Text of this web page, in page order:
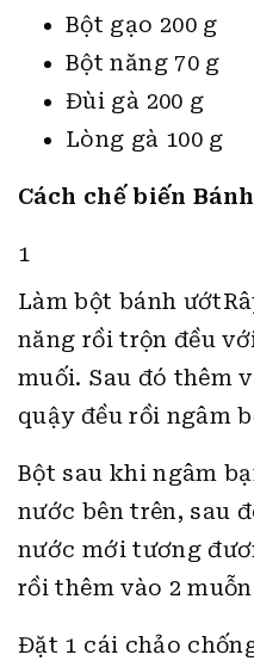
Bột gạo 200 g
Bột năng 70 g
Đùi gà 200 g
Lòng gà 100 g
Cách chế biến
1
Làm bột bánh
năng rồi trộn đều
muối. Sau đó thêm
quậy đều rồi ngâm
Bột sau khi ngâm
nước bên trên, sau
nước mới tương
rồi thêm vào 2
Đặt 1 cái chảo